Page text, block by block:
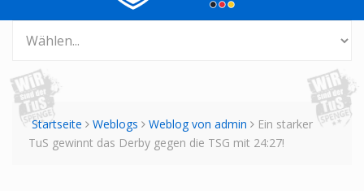
Startseite Weblogs Weblog von admin
Ein starker
TuS gewinnt das Derby gegen die TSG mit 24:27!